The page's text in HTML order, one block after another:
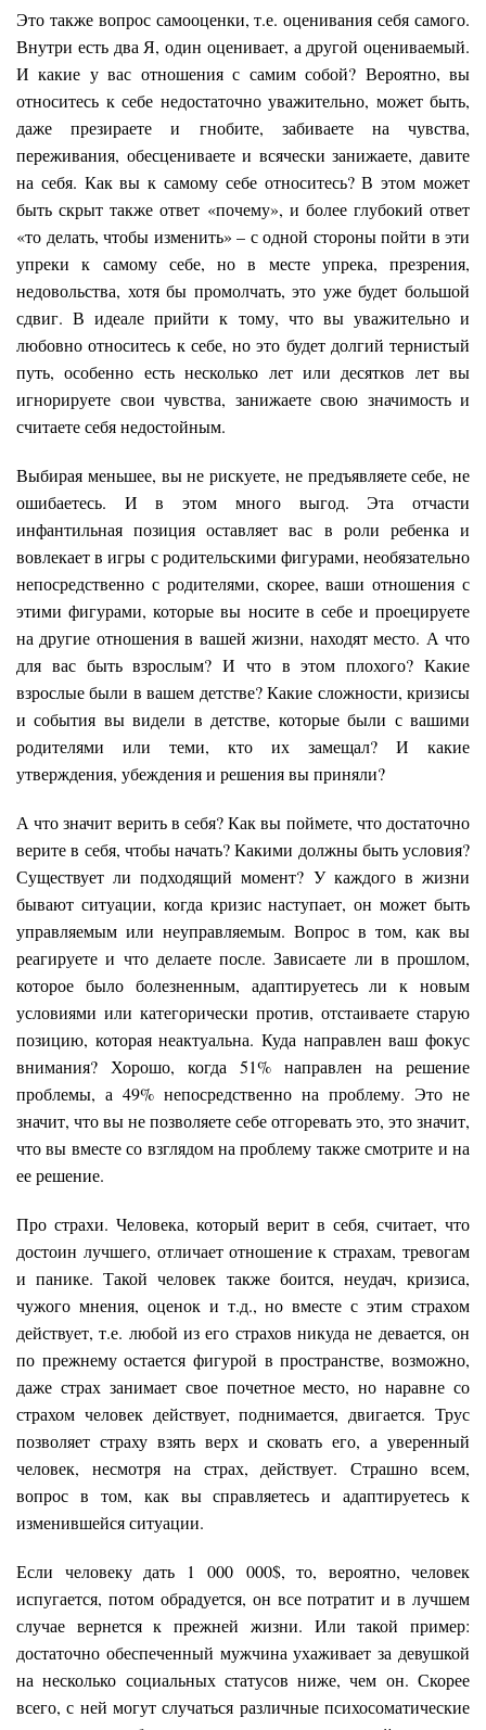
Это также вопрос самооценки, т.е. оценивания себя самого.
Внутри есть два Я, один оценивает, а другой оцениваемый.
И какие у вас отношения с самим собой? Вероятно, вы
относитесь к себе недостаточно уважительно, может быть,
даже презираете и гнобите, забиваете на чувства,
переживания, обесцениваете и всячески занижаете, давите
на себя. Как вы к самому себе относитесь? В этом может
быть скрыт также ответ «почему», и более глубокий ответ
«то делать, чтобы изменить» – с одной стороны пойти в эти
упреки к самому себе, но в месте упрека, презрения,
недовольства, хотя бы промолчать, это уже будет большой
сдвиг. В идеале прийти к тому, что вы уважительно и
любовно относитесь к себе, но это будет долгий тернистый
путь, особенно есть несколько лет или десятков лет вы
игнорируете свои чувства, занижаете свою значимость и
считаете себя недостойным.
Выбирая меньшее, вы не рискуете, не предъявляете себе, не
ошибаетесь. И в этом много выгод. Эта отчасти
инфантильная позиция оставляет вас в роли ребенка и
вовлекает в игры с родительскими фигурами, необязательно
непосредственно с родителями, скорее, ваши отношения с
этими фигурами, которые вы носите в себе и проецируете
на другие отношения в вашей жизни, находят место. А что
для вас быть взрослым? И что в этом плохого? Какие
взрослые были в вашем детстве? Какие сложности, кризисы
и события вы видели в детстве, которые были с вашими
родителями или теми, кто их замещал? И какие
утверждения, убеждения и решения вы приняли?
А что значит верить в себя? Как вы поймете, что достаточно
верите в себя, чтобы начать? Какими должны быть условия?
Существует ли подходящий момент? У каждого в жизни
бывают ситуации, когда кризис наступает, он может быть
управляемым или неуправляемым. Вопрос в том, как вы
реагируете и что делаете после. Зависаете ли в прошлом,
которое было болезненным, адаптируетесь ли к новым
условиями или категорически против, отстаиваете старую
позицию, которая неактуальна. Куда направлен ваш фокус
внимания? Хорошо, когда 51% направлен на решение
проблемы, а 49% непосредственно на проблему. Это не
значит, что вы не позволяете себе отгоревать это, это значит,
что вы вместе со взглядом на проблему также смотрите и на
ее решение.
Про страхи. Человека, который верит в себя, считает, что
достоин лучшего, отличает отношение к страхам, тревогам
и панике. Такой человек также боится, неудач, кризиса,
чужого мнения, оценок и т.д., но вместе с этим страхом
действует, т.е. любой из его страхов никуда не девается, он
по прежнему остается фигурой в пространстве, возможно,
даже страх занимает свое почетное место, но наравне со
страхом человек действует, поднимается, двигается. Трус
позволяет страху взять верх и сковать его, а уверенный
человек, несмотря на страх, действует. Страшно всем,
вопрос в том, как вы справляетесь и адаптируетесь к
изменившейся ситуации.
Если человеку дать 1 000 000$, то, вероятно, человек
испугается, потом обрадуется, он все потратит и в лучшем
случае вернется к прежней жизни. Или такой пример:
достаточно обеспеченный мужчина ухаживает за девушкой
на несколько социальных статусов ниже, чем он. Скорее
всего, с ней могут случаться различные психосоматические